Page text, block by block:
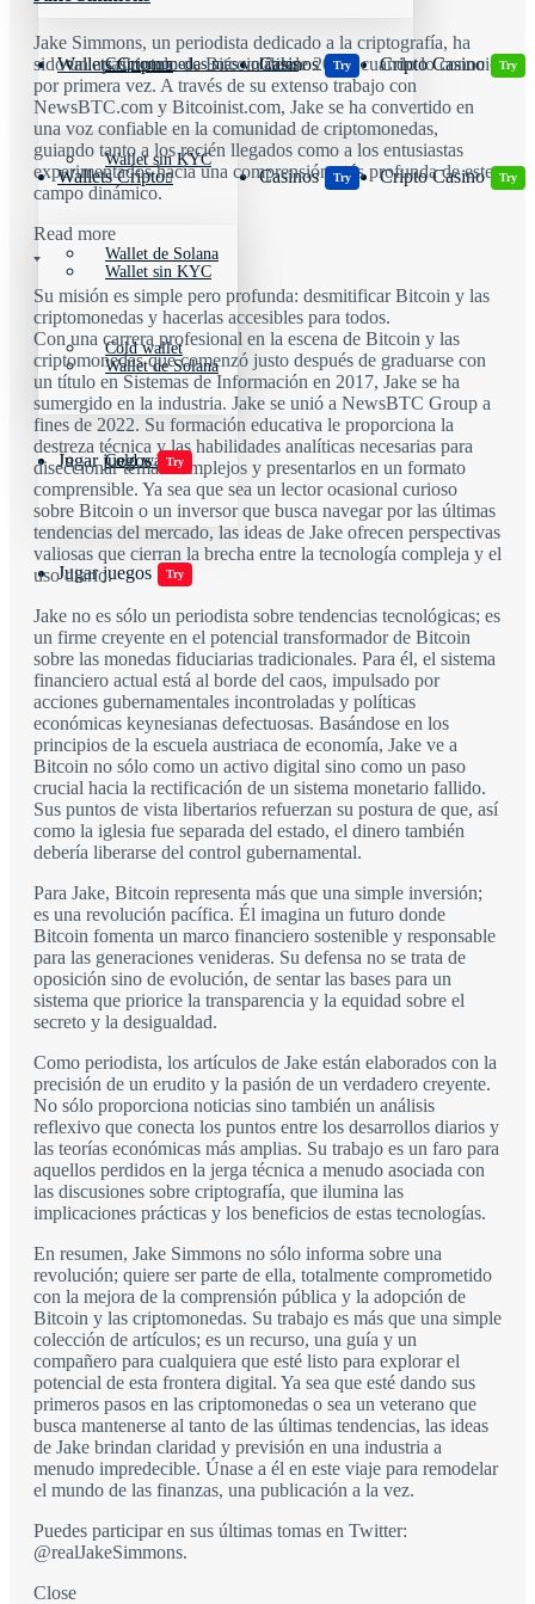
Wallets Cripto
Wallet sin KYC
Wallet de Solana
Cold wallet
Casinos Try Cripto Casino Try
Jugar juegos Try
Criptomonedas más volátiles
Wallets Cripto
Wallet sin KYC
Wallet de Solana
Cold wallet
Casinos Try Cripto Casino Try
Jugar juegos Try
Jake Simmons, un periodista dedicado a la criptografía, ha
sido un apasionado de Bitcoin desde 2016, cuando lo conoció
por primera vez. A través de su extenso trabajo con
NewsBTC.com y Bitcoinist.com, Jake se ha convertido en
una voz confiable en la comunidad de criptomonedas,
guiando tanto a los recién llegados como a los entusiastas
experimentados hacia una comprensión más profunda de este
campo dinámico.
Read more
Su misión es simple pero profunda: desmitificar Bitcoin y las
criptomonedas y hacerlas accesibles para todos.
Con una carrera profesional en la escena de Bitcoin y las
criptomonedas que comenzó justo después de graduarse con
un título en Sistemas de Información en 2017, Jake se ha
sumergido en la industria. Jake se unió a NewsBTC Group a
fines de 2022. Su formación educativa le proporciona la
destreza técnica y las habilidades analíticas necesarias para
diseccionar temas complejos y presentarlos en un formato
comprensible. Ya sea que sea un lector ocasional curioso
sobre Bitcoin o un inversor que busca navegar por las últimas
tendencias del mercado, las ideas de Jake ofrecen perspectivas
valiosas que cierran la brecha entre la tecnología compleja y el
uso diario.
Jake no es sólo un periodista sobre tendencias tecnológicas; es
un firme creyente en el potencial transformador de Bitcoin
sobre las monedas fiduciarias tradicionales. Para él, el sistema
financiero actual está al borde del caos, impulsado por
acciones gubernamentales incontroladas y políticas
económicas keynesianas defectuosas. Basándose en los
principios de la escuela austriaca de economía, Jake ve a
Bitcoin no sólo como un activo digital sino como un paso
crucial hacia la rectificación de un sistema monetario fallido.
Sus puntos de vista libertarios refuerzan su postura de que, así
como la iglesia fue separada del estado, el dinero también
debería liberarse del control gubernamental.
Para Jake, Bitcoin representa más que una simple inversión;
es una revolución pacífica. Él imagina un futuro donde
Bitcoin fomenta un marco financiero sostenible y responsable
para las generaciones venideras. Su defensa no se trata de
oposición sino de evolución, de sentar las bases para un
sistema que priorice la transparencia y la equidad sobre el
secreto y la desigualdad.
Como periodista, los artículos de Jake están elaborados con la
precisión de un erudito y la pasión de un verdadero creyente.
No sólo proporciona noticias sino también un análisis
reflexivo que conecta los puntos entre los desarrollos diarios y
las teorías económicas más amplias. Su trabajo es un faro para
aquellos perdidos en la jerga técnica a menudo asociada con
las discusiones sobre criptografía, que ilumina las
implicaciones prácticas y los beneficios de estas tecnologías.
En resumen, Jake Simmons no sólo informa sobre una
revolución; quiere ser parte de ella, totalmente comprometido
con la mejora de la comprensión pública y la adopción de
Bitcoin y las criptomonedas. Su trabajo es más que una simple
colección de artículos; es un recurso, una guía y un
compañero para cualquiera que esté listo para explorar el
potencial de esta frontera digital. Ya sea que esté dando sus
primeros pasos en las criptomonedas o sea un veterano que
busca mantenerse al tanto de las últimas tendencias, las ideas
de Jake brindan claridad y previsión en una industria a
menudo impredecible. Únase a él en este viaje para remodelar
el mundo de las finanzas, una publicación a la vez.
Puedes participar en sus últimas tomas en Twitter:
@realJakeSimmons.
Close